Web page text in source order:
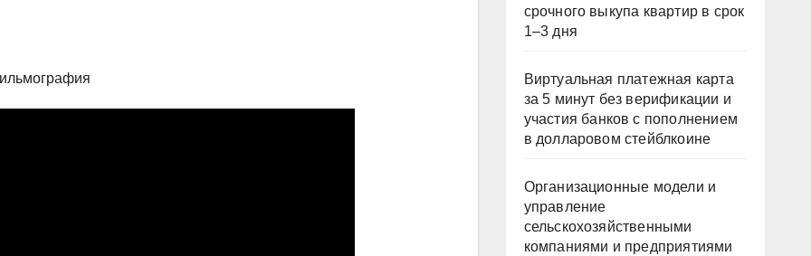
срочного выкупа квартир в срок
1–3 дня
Виртуальная платежная карта
за 5 минут без верификации и
участия банков с пополнением
в долларовом стейблкоине
Организационные модели и
управление
сельскохозяйственными
компаниями и предприятиями